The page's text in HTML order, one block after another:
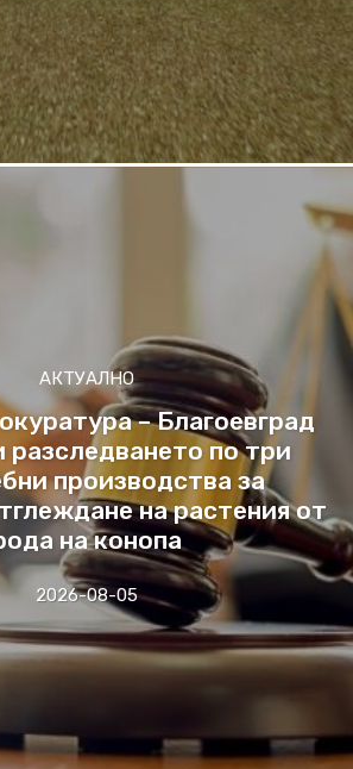
АКТУАЛНО
– Благоевград
разследването по три
производства за
на растения от
на конопа
2026-08-05